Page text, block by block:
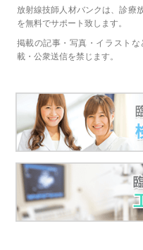
放射線技師人材バンクは、診療
を無料でサポート致します。
掲載の記事・写真・イラスト
載・公衆送信を禁じます。